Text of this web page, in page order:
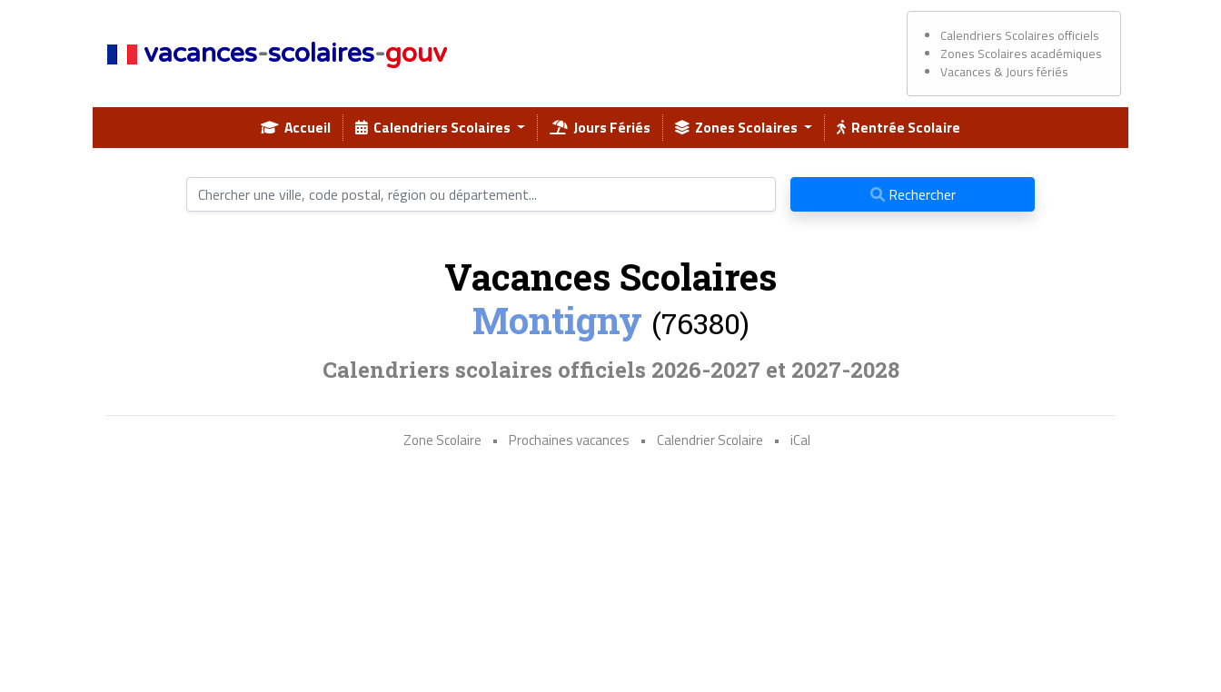
vacances-scolaires-gouv
Calendriers Scolaires officiels
Zones Scolaires académiques
Vacances & Jours fériés
Accueil Calendriers Scolaires Jours Fériés Zones Scolaires Rentrée Scolaire
Rechercher
Vacances Scolaires
Montigny (76380)
Calendriers scolaires officiels 2026-2027 et 2027-2028
Zone Scolaire • Prochaines vacances • Calendrier Scolaire • iCal